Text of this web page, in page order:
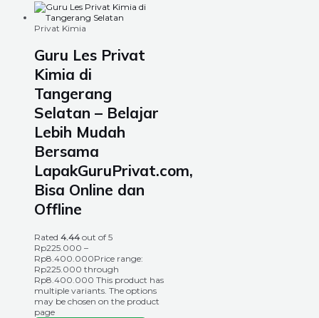
Privat Kimia
Guru Les Privat
Kimia di
Tangerang
Selatan – Belajar
Lebih Mudah
Bersama
LapakGuruPrivat.com,
Bisa Online dan
Offline
Rated 4.44 out of 5
Rp225.000 –
Rp8.400.000Price range:
Rp225.000 through
Rp8.400.000 This product has
multiple variants. The options
may be chosen on the product
page